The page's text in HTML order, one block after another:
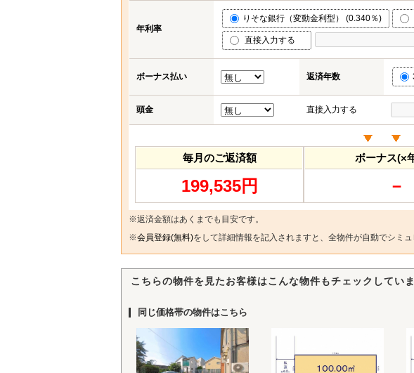
年利率
りそな銀行（変動金利型） (0.340％)
直接入力する
ボーナス払い 返済年数
頭金 直接入力する
毎月のご返済額
199,535円
ボーナス(×
－
※返済金額はあくまでも目安です。
※会員登録(無料)をして詳細情報を記入されますと、全物件が自動でシミ
こちらの物件を見たお客様はこんな物件もチェックしていま
同じ価格帯の物件はこちら